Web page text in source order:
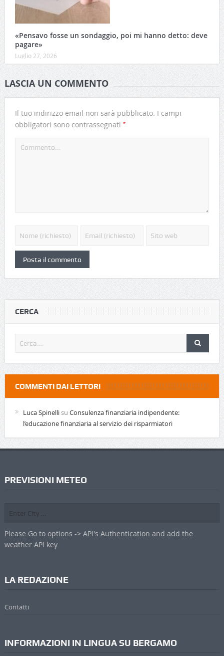
«Pensavo fosse un sondaggio, poi mi hanno detto: deve
pagare»
Luglio 27, 2026
LASCIA UN COMMENTO
Il tuo indirizzo email non sarà pubblicato. I campi
obbligatori sono contrassegnati *
CERCA
COMMENTI DAI LETTORI
Luca Spinellisu Consulenza finanziaria indipendente:
l’educazione finanziaria al servizio dei risparmiatori
PREVISIONI METEO
Please Go to options -> API's Authentication and add the
weather API key
LA REDAZIONE
Contatti
INFORMAZIONI IN LINGUA SU BERGAMO